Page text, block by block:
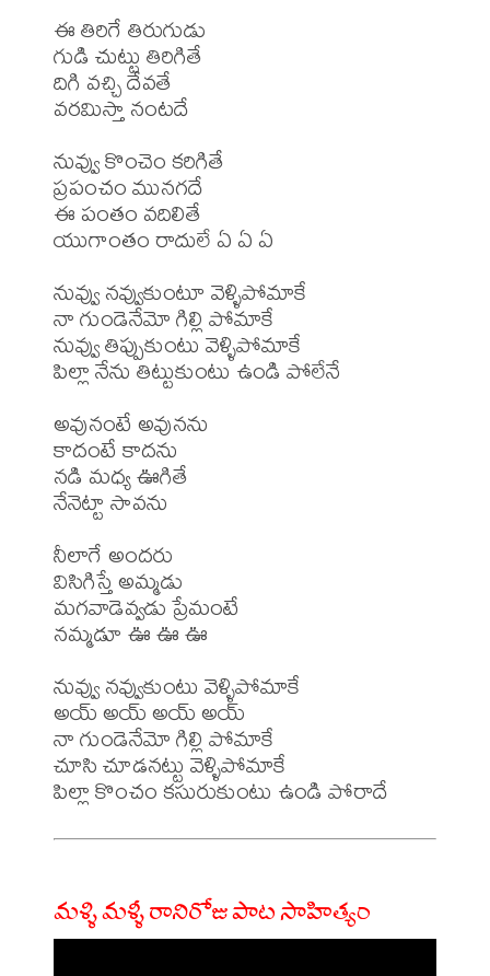
ఈ తిరిగే తిరుగుడు
గుడి చుట్టు తిరిగితే
దిగి వచ్చి దేవతే
వరమిస్తా నంటదే
నువ్వు కొంచెం కరిగితే
ప్రపంచం మునగదే
ఈ పంతం వదిలితే
యుగాంతం రాదులే ఏ ఏ ఏ
నువ్వు నవ్వుకుంటూ వెళ్ళిపోమాకే
నా గుండెనేమో గిల్లి పోమాకే
నువ్వు తిప్పుకుంటు వెళ్ళిపోమాకే
పిల్లా నేను తిట్టుకుంటు ఉండి పోలేనే
అవునంటే అవునను
కాదంటే కాదను
నడి మధ్య ఊగితే
నేనెట్టా సావను
నీలాగే అందరు
విసిగిస్తే అమ్మడు
మగవాడెవ్వడు ప్రేమంటే
నమ్మడూ ఊ ఊ ఊ
నువ్వు నవ్వుకుంటు వెళ్ళిపోమాకే
అయ్ అయ్ అయ్ అయ్
నా గుండెనేమో గిల్లి పోమాకే
చూసి చూడనట్టు వెళ్ళిపోమాకే
మళ్ళి మళ్ళీ రానిరోజు పాట సాహిత్యం